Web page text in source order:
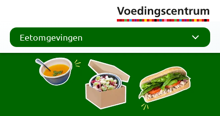
Eetomgevingen